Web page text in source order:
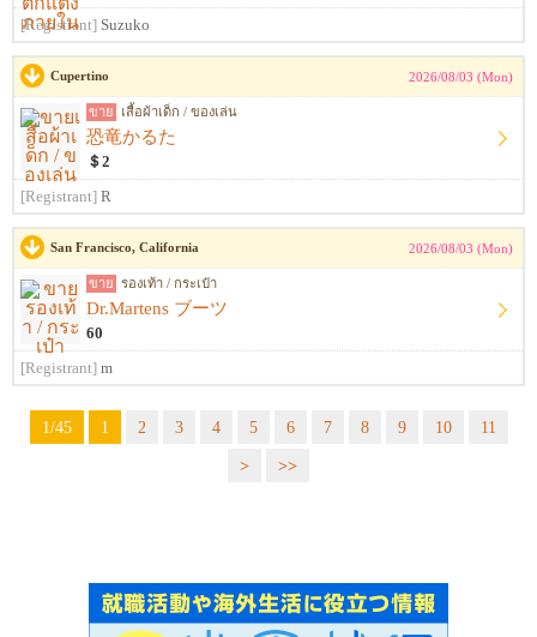
[Registrant] Suzuko
Cupertino 2026/08/03 (Mon)
ขาย เสื้อผ้าเด็ก / ของเล่น
恐竜かるた
＄2
[Registrant] R
San Francisco, California 2026/08/03 (Mon)
ขาย รองเท้า / กระเป๋า
Dr.Martens ブーツ
60
[Registrant] m
1/45 1 2 3 4 5 6 7 8 9 10
11
>
>>